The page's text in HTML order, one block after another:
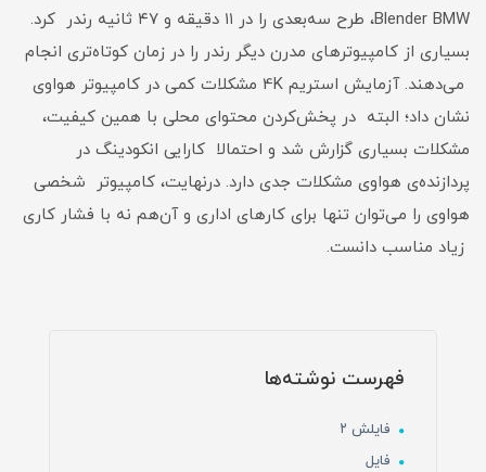
Blender BMW، طرح سه‌بعدی را در ۱۱ دقیقه و ۴۷ ثانیه رندر کرد.
بسیاری از کامپیوترهای مدرن دیگر رندر را در زمان کوتاه‌تری انجام
می‌دهند. آزمایش استریم 4K مشکلات کمی در کامپیوتر هواوی
نشان داد؛ البته در پخش‌کردن محتوای محلی با همین کیفیت،
مشکلات بسیاری گزارش شد و احتمالا کارایی انکودینگ در
پردازنده‌ی هواوی مشکلات جدی دارد. درنهایت، کامپیوتر شخصی
هواوی را می‌توان تنها برای کارهای اداری و آن‌هم نه با فشار کاری
زیاد مناسب دانست.
فهرست نوشته‌ها
فایلش ۲
فایل